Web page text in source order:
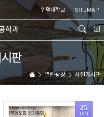
위덕대학교 SITEMAP
학과
판
열린광장 사진게시판
25
JAN